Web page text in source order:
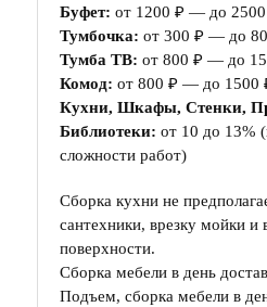
Буфет: от 1200 ₽ — до
Тумбочка: от 300 ₽ — до
Тумба ТВ: от 800 ₽ — до
Комод: от 800 ₽ — до 1500
Кухни, Шкафы, Стенки,
Библиотеки: от 10 до 13%
сложности работ)
Сборка кухни не
сантехники, врезку мойки и
поверхности.
Сборка мебели в день
Подъем, сборка мебели в